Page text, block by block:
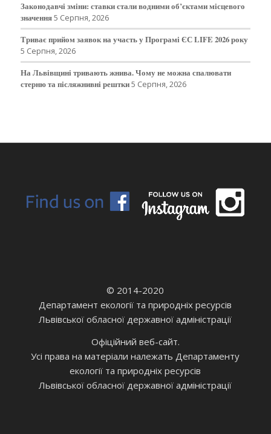
Законодавчі зміни: ставки стали водними об’єктами місцевого
значення5 Серпня, 2026
Триває прийом заявок на участь у Програмі ЄС LIFE 2026 року
5 Серпня, 2026
На Львівщині тривають жнива. Чому не можна спалювати
стерню та післяжнивні рештки5 Серпня, 2026
© 2014-2020
Департамент екології та природніх ресурсів
Львівської обласної державної адміністрації
Офіційний веб-сайт.
Усі права на матеріали належать Департаменту
екології та природніх ресурсів
Львівської обласної державної адміністрації